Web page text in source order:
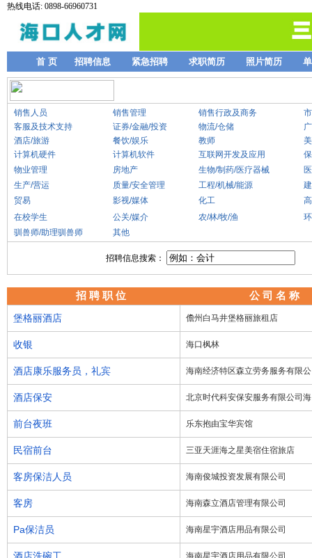
热线电话: 0898-66960731
首 页 招聘信息 紧急招聘 求职简历 照片简历
销售人员 销售管理 销售行政及商务
客服及技术支持
证券/金融/投资 物流/仓储
酒店/旅游
餐饮/娱乐 教师
计算机硬件
计算机软件 互联网开发及应用
物业管理
房地产 生物/制药/医疗器械
生产/营运
质量/安全管理 工程/机械/能源
贸易
影视/媒体 化工
在校学生
公关/媒介 农/林/牧/渔
驯兽师/助理驯兽师
其他
招聘信息搜索：
招 聘 职 位
公 司 名 称
堡格丽酒店
儋州白马井堡格丽旅租店
收银 海口枫林
酒店康乐服务员，礼宾 海南经济特区森立劳务服务有限公
酒店保安 北京时代科安保安服务有限公司海
前台夜班 乐东抱由宝华宾馆
民宿前台 三亚天涯海之星美宿住宿旅店
客房保洁人员 海南俊城投资发展有限公司
客房 海南森立酒店管理有限公司
Pa保洁员 海南星宇酒店用品有限公司
海南星宇酒店用品有限公司